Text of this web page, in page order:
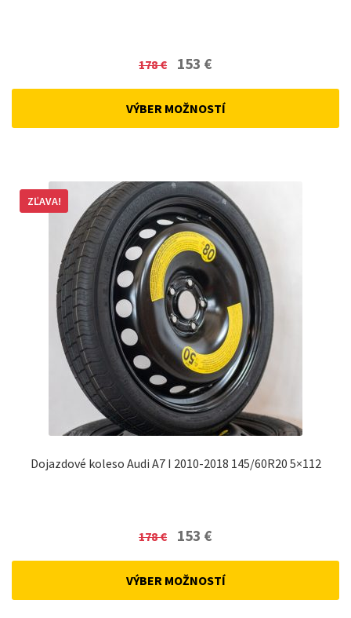
178€
Original
was:
153 €Current
VÝBER MOŽNOSTÍ
Dojazdové koleso Audi A7 I 2010-2018 145/60R20 5×112
ZĽAVA!
178€
Original
was:
153 €Current
VÝBER MOŽNOSTÍ